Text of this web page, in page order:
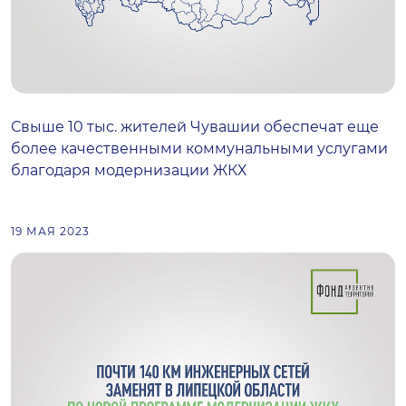
Свыше 10 тыс. жителей Чувашии обеспечат еще
более качественными коммунальными услугами
благодаря модернизации ЖКХ
19 МАЯ 2023